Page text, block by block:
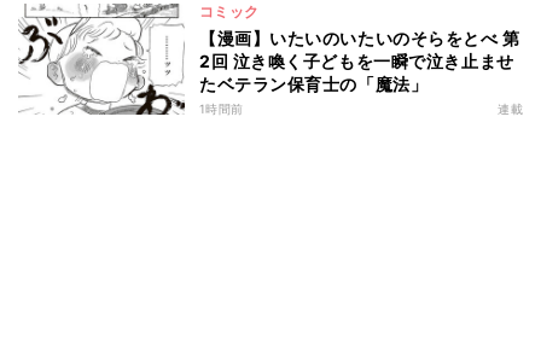
コミック
【漫画】いたいのいたいのそらをとべ 第
2回 泣き喚く子どもを一瞬で泣き止ませ
たベテラン保育士の「魔法」
1時間前 連載